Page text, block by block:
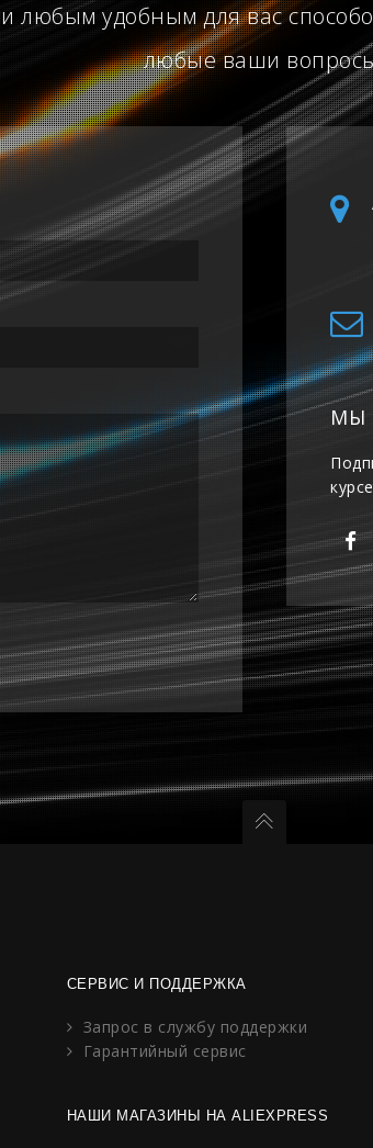
любым удобным для вас
любые ваши
МЫ
СЕРВИС И ПОДДЕРЖКА
Запрос в службу поддержки
Гарантийный сервис
НАШИ МАГАЗИНЫ НА ALIEXPRESS